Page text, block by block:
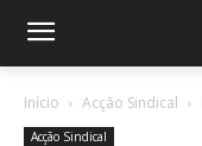
Início Acção Sindical
Acção Sindical